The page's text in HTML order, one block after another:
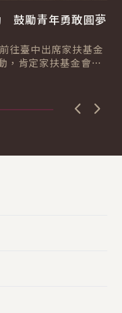
鼓勵青年勇敢圓夢
往臺中出席家扶基金
，肯定家扶基金會是